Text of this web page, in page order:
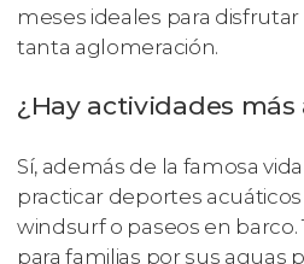
meses ideales para
tanta aglomeración.
¿Hay actividades más
Sí, además de la famosa
practicar deportes
windsurf o paseos en
para familias por sus aguas